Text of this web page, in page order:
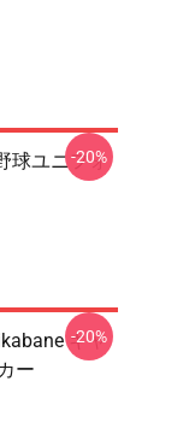
球ユニフォ
-20%
キャ
ー
-20%